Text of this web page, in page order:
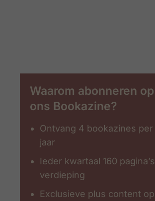
Waarom abonneren op
ons Bookazine?
Ontvang 4 bookazines per
jaar
Ieder kwartaal 160 pagina’s
verdieping
Exclusieve plus content op